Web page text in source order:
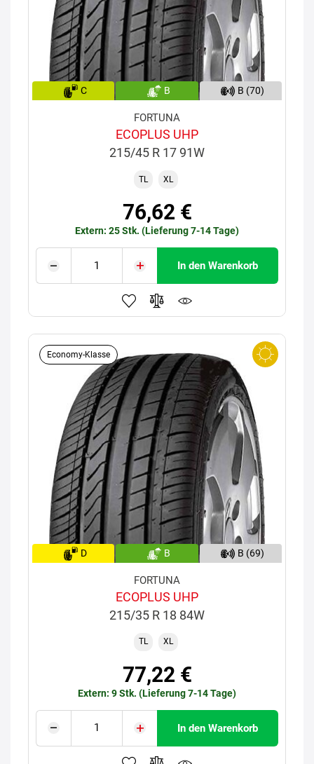
C B B (70)
FORTUNA
ECOPLUS UHP
215/45 R 17 91W
TL XL
76,62 €
Extern: 25 Stk. (Lieferung 7-14 Tage)
In den Warenkorb
Economy-Klasse
D B B (69)
FORTUNA
ECOPLUS UHP
215/35 R 18 84W
TL XL
77,22 €
Extern: 9 Stk. (Lieferung 7-14 Tage)
In den Warenkorb